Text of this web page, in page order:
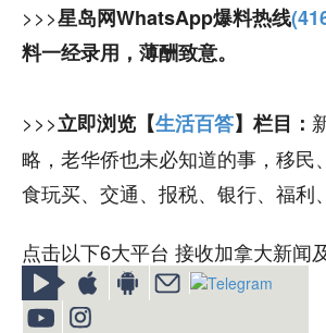
>>>星岛网WhatsApp爆料热线
料一经录用，薄酬致意。
>>>立即浏览【生活百答】栏目：
略，老华侨也未必知道的事，移民
食玩买、交通、报税、银行、福利
点击以下6大平台 接收加拿大新闻